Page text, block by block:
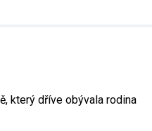
který dříve obývala rodina